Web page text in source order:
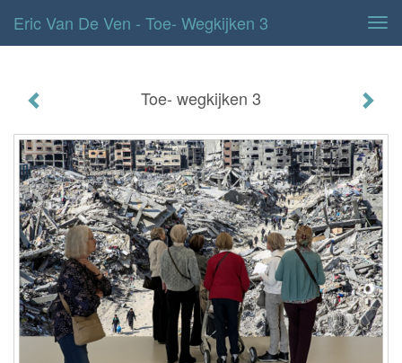
Eric Van De Ven - Toe- Wegkijken 3
Toe- wegkijken 3